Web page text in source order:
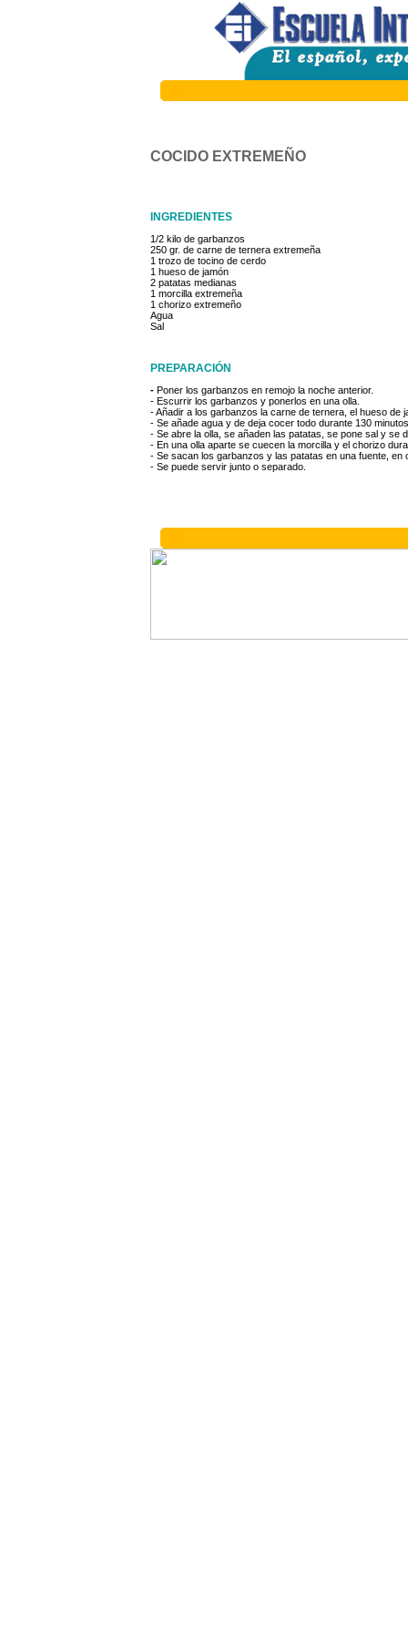
COCIDO EXTREMEÑO
INGREDIENTES
1/2 kilo de garbanzos
250 gr. de carne de ternera extremeña
1 trozo de tocino de cerdo
1 hueso de jamón
2 patatas medianas
1 morcilla extremeña
1 chorizo extremeño
Agua
PREPARACIÓN
- Poner los garbanzos en remojo la noche anterior.
- Escurrir los garbanzos y ponerlos en una olla.
- Añadir a los garbanzos la carne de ternera, el hueso de
- Se añade agua y de deja cocer todo durante 130
- Se abre la olla, se añaden las patatas, se pone sal y se
- En una olla aparte se cuecen la morcilla y el chorizo
- Se sacan los garbanzos y las patatas en una fuente,
- Se puede servir junto o separado.